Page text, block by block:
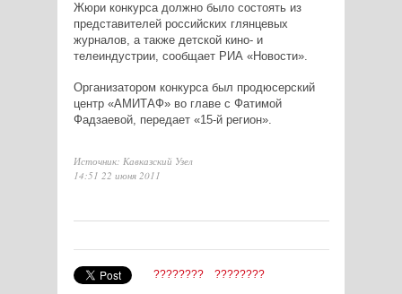
Жюри конкурса должно было состоять из
представителей российских глянцевых
журналов, а также детской кино- и
телеиндустрии, сообщает РИА «Новости».
Организатором конкурса был продюсерский
центр «АМИТАФ» во главе с Фатимой
Фадзаевой, передает «15-й регион».
Источник: Кавказский Узел
14:51 22 июня 2011
???????? ????????